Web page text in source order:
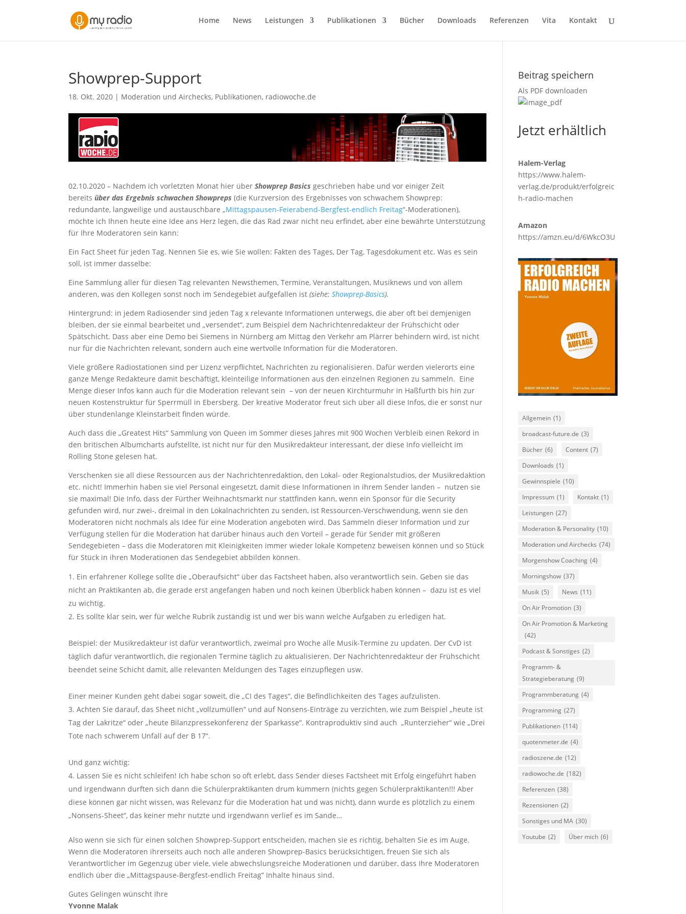
Home News Leistungen Publikationen Bücher Downloads Referenzen Vita Kontakt
Showprep-Support
18. Okt. 2020 | Moderation und Airchecks, Publikationen, radiowoche.de
02.10.2020 – Nachdem ich vorletzten Monat hier überShowprep Basics geschrieben habe und vor einiger Zeit
bereitsüber das Ergebnis schwachen Showpreps (die Kurzversion des Ergebnisses von schwachem Showprep:
redundante, langweilige und austauschbare „Mittagspausen-Feierabend-Bergfest-endlich Freitag“-Moderationen),
möchte ich Ihnen heute eine Idee ans Herz legen, die das Rad zwar nicht neu erfindet, aber eine bewährte Unterstützung
für Ihre Moderatoren sein kann:
Ein Fact Sheet für jeden Tag. Nennen Sie es, wie Sie wollen: Fakten des Tages, Der Tag, Tagesdokument etc. Was es sein
soll, ist immer dasselbe:
Eine Sammlung aller für diesen Tag relevanten Newsthemen, Termine, Veranstaltungen, Musiknews und von allem
anderen, was den Kollegen sonst noch im Sendegebiet aufgefallen ist(siehe:Showprep-Basics).
Hintergrund: in jedem Radiosender sind jeden Tag x relevante Informationen unterwegs, die aber oft bei demjenigen
bleiben, der sie einmal bearbeitet und „versendet“, zum Beispiel dem Nachrichtenredakteur der Frühschicht oder
Spätschicht. Dass aber eine Demo bei Siemens in Nürnberg am Mittag den Verkehr am Plärrer behindern wird, ist nicht
nur für die Nachrichten relevant, sondern auch eine wertvolle Information für die Moderatoren.
Viele größere Radiostationen sind per Lizenz verpflichtet, Nachrichten zu regionalisieren. Dafür werden vielerorts eine
ganze Menge Redakteure damit beschäftigt, kleinteilige Informationen aus den einzelnen Regionen zu sammeln. Eine
Menge dieser Infos kann auch für die Moderation relevant sein – von der neuen Kirchturmuhr in Haßfurth bis hin zur
neuen Kostenstruktur für Sperrmüll in Ebersberg. Der kreative Moderator freut sich über all diese Infos, die er sonst nur
über stundenlange Kleinstarbeit finden würde.
Auch dass die „Greatest Hits“ Sammlung von Queen im Sommer dieses Jahres mit 900 Wochen Verbleib einen Rekord in
den britischen Albumcharts aufstellte, ist nicht nur für den Musikredakteur interessant, der diese Info vielleicht im
Rolling Stone gelesen hat.
Verschenken sie all diese Ressourcen aus der Nachrichtenredaktion, den Lokal- oder Regionalstudios, der Musikredaktion
etc. nicht! Immerhin haben sie viel Personal eingesetzt, damit diese Informationen in ihrem Sender landen – nutzen sie
sie maximal! Die Info, dass der Fürther Weihnachtsmarkt nur stattfinden kann, wenn ein Sponsor für die Security
gefunden wird, nur zwei-, dreimal in den Lokalnachrichten zu senden, ist Ressourcen-Verschwendung, wenn sie den
Moderatoren nicht nochmals als Idee für eine Moderation angeboten wird. Das Sammeln dieser Information und zur
Verfügung stellen für die Moderation hat darüber hinaus auch den Vorteil – gerade für Sender mit größeren
Sendegebieten – dass die Moderatoren mit Kleinigkeiten immer wieder lokale Kompetenz beweisen können und so Stück
für Stück in ihren Moderationen das Sendegebiet abbilden können.
Ein erfahrener Kollege sollte die „Oberaufsicht“ über das Factsheet haben, also verantwortlich sein. Geben sie das
nicht an Praktikanten ab, die gerade erst angefangen haben und noch keinen Überblick haben können – dazu ist es viel
zu wichtig.
Es sollte klar sein, wer für welche Rubrik zuständig ist und wer bis wann welche Aufgaben zu erledigen hat.
Beispiel: der Musikredakteur ist dafür verantwortlich, zweimal pro Woche alle Musik-Termine zu updaten. Der CvD ist
täglich dafür verantwortlich, die regionalen Termine täglich zu aktualisieren. Der Nachrichtenredakteur der Frühschicht
beendet seine Schicht damit, alle relevanten Meldungen des Tages einzupflegen usw.
Einer meiner Kunden geht dabei sogar soweit, die „CI des Tages“, die Befindlichkeiten des Tages aufzulisten.
Achten Sie darauf, das Sheet nicht „vollzumüllen“ und auf Nonsens-Einträge zu verzichten, wie zum Beispiel „heute ist
Tag der Lakritze“ oder „heute Bilanzpressekonferenz der Sparkasse“. Kontraproduktiv sind auch „Runterzieher“ wie „Drei
Tote nach schwerem Unfall auf der B 17“.
Und ganz wichtig:
Lassen Sie es nicht schleifen! Ich habe schon so oft erlebt, dass Sender dieses Factsheet mit Erfolg eingeführt haben
und irgendwann durften sich dann die Schülerpraktikanten drum kümmern (nichts gegen Schülerpraktikanten!!! Aber
diese können gar nicht wissen, was Relevanz für die Moderation hat und was nicht), dann wurde es plötzlich zu einem
„Nonsens-Sheet“, das keiner mehr nutzte und irgendwann verlief es im Sande…
Also wenn sie sich für einen solchen Showprep-Support entscheiden, machen sie es richtig, behalten Sie es im Auge.
Wenn die Moderatoren ihrerseits auch noch alle anderen Showprep-Basics berücksichtigen, freuen Sie sich als
Verantwortlicher im Gegenzug über viele, viele abwechslungsreiche Moderationen und darüber, dass Ihre Moderatoren
endlich über die „Mittagspause-Bergfest-endlich Freitag“ Inhalte hinaus sind.
Gutes Gelingen wünscht Ihre
Yvonne Malak
Beitrag speichern
Als PDF downloaden
Jetzt erhältlich
Halem-Verlag
https://www.halem-
verlag.de/produkt/erfolgreic
h-radio-machen
Amazon
https://amzn.eu/d/6WkcO3U
Allgemein (1)
broadcast-future.de (3)
Bücher (6) Content (7)
Downloads (1)
Gewinnspiele (10)
Impressum (1) Kontakt (1)
Leistungen (27)
Moderation & Personality (10)
Moderation und Airchecks (74)
Morgenshow Coaching (4)
Morningshow (37)
Musik (5) News (11)
On Air Promotion (3)
On Air Promotion & Marketing
(42)
Podcast & Sonstiges (2)
Programm- &
Strategieberatung (9)
Programmberatung (4)
Programming (27)
Publikationen (114)
quotenmeter.de (4)
radioszene.de (12)
radiowoche.de (182)
Referenzen (38)
Rezensionen (2)
Sonstiges und MA (30)
Youtube (2) Über mich (6)